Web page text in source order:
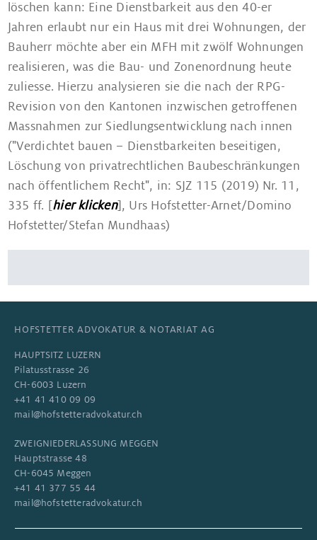
löschen kann: Eine Dienstbarkeit aus den 40-er
Jahren erlaubt nur ein Haus mit drei Wohnungen, der
Bauherr möchte aber ein MFH mit zwölf Wohnungen
realisieren, was die Bau- und Zonenordnung heute
zuliesse. Hierzu analysieren sie die nach der RPG-
Revision von den Kantonen inzwischen getroffenen
Massnahmen zur Siedlungsentwicklung nach innen
("Verdichtet bauen – Dienstbarkeiten beseitigen,
Löschung von privatrechtlichen Baubeschränkungen
nach öffentlichem Recht", in: SJZ 115 (2019) Nr. 11,
335 ff. [ hier klicken], Urs Hofstetter-Arnet/Domino
Hofstetter/Stefan Mundhaas)
HOFSTETTER ADVOKATUR & NOTARIAT AG
HAUPTSITZ LUZERN
Pilatusstrasse 26
CH-6003 Luzern
+41 41 410 09 09
mail@hofstetteradvokatur.ch
ZWEIGNIEDERLASSUNG MEGGEN
Hauptstrasse 48
CH-6045 Meggen
+41 41 377 55 44
mail@hofstetteradvokatur.ch